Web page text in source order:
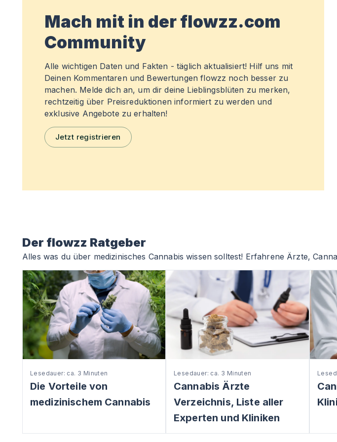
Mach mit in der flowzz.com
Community
Alle wichtigen Daten und Fakten - täglich aktualisiert! Hilf uns mit
Deinen Kommentaren und Bewertungen flowzz noch besser zu
machen. Melde dich an, um dir deine Lieblingsblüten zu merken,
rechtzeitig über Preisreduktionen informiert zu werden und
exklusive Angebote zu erhalten!
Jetzt registrieren
Der flowzz Ratgeber
Alles was du über medizinisches Cannabis wissen solltest! Erfahrene Ärzte,
Lesedauer: ca. 3 Minuten
Die Vorteile von
medizinischem Cannabis
Lesedauer: ca. 3 Minuten
Cannabis Ärzte
Verzeichnis, Liste aller
Experten und Kliniken